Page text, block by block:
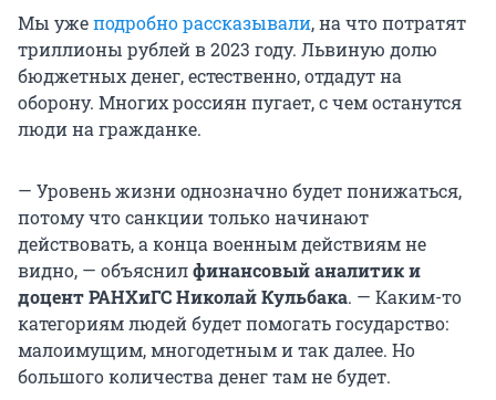
Мы ужеподробно рассказывали, на что потратят
триллионы рублей в 2023 году. Львиную долю
бюджетных денег, естественно, отдадут на
оборону. Многих россиян пугает, с чем останутся
люди на гражданке.
— Уровень жизни однозначно будет понижаться,
потому что санкции только начинают
действовать, а конца военным действиям не
видно, — объяснилфинансовый аналитик и
доцент РАНХиГС Николай Кульбака. — Каким-то
категориям людей будет помогать государство:
малоимущим, многодетным и так далее. Но
большого количества денег там не будет.